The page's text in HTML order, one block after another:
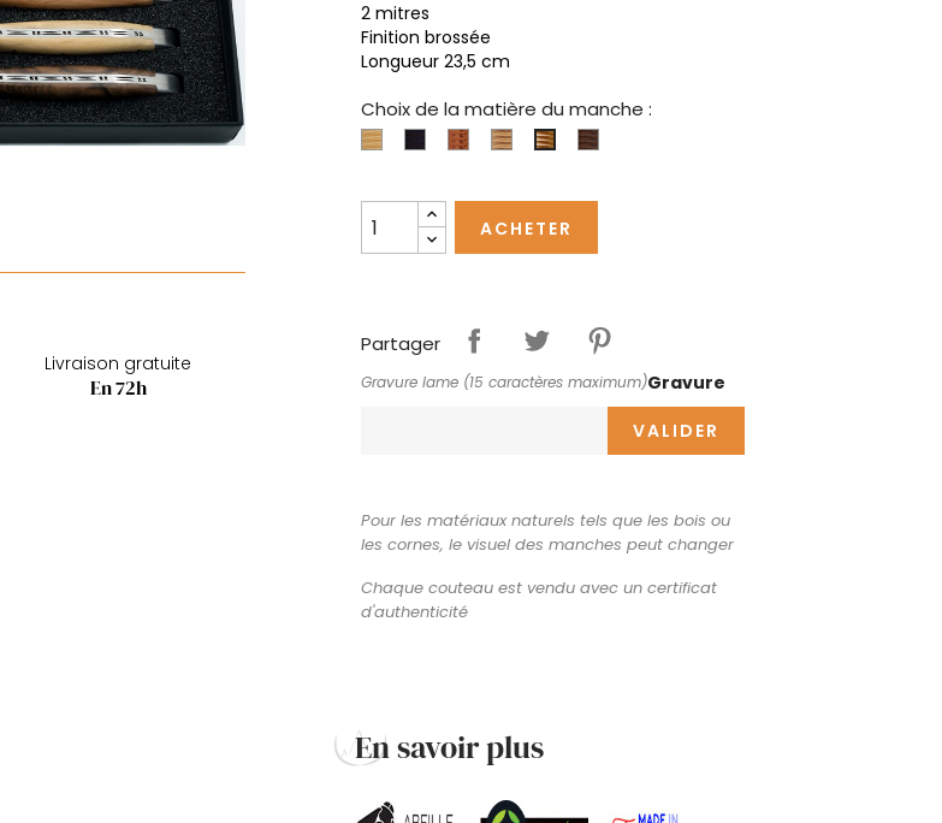
Livraison gratuite
En 72h
2 mitres
Finition brossée
Longueur 23,5 cm
Choix de la matière du manche :
Buis EbèneGenévrier
OlivierPistachier
ACHETER
Partager
Gravure
Gravure lame (15 caractères maximum)
VALIDER
Pour les matériaux naturels tels que les bois ou
les cornes, le visuel des manches peut changer
Chaque couteau est vendu avec un certificat
d'authenticité
En savoir plus